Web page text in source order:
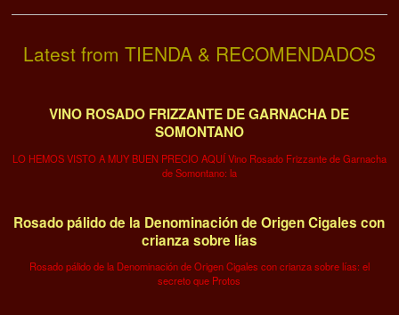
Latest from TIENDA & RECOMENDADOS
VINO ROSADO FRIZZANTE DE GARNACHA DE
SOMONTANO
LO HEMOS VISTO A MUY BUEN PRECIO AQUÍ Vino Rosado Frizzante de Garnacha
de Somontano: la
Rosado pálido de la Denominación de Origen Cigales con
crianza sobre lías
Rosado pálido de la Denominación de Origen Cigales con crianza sobre lías: el
secreto que Protos